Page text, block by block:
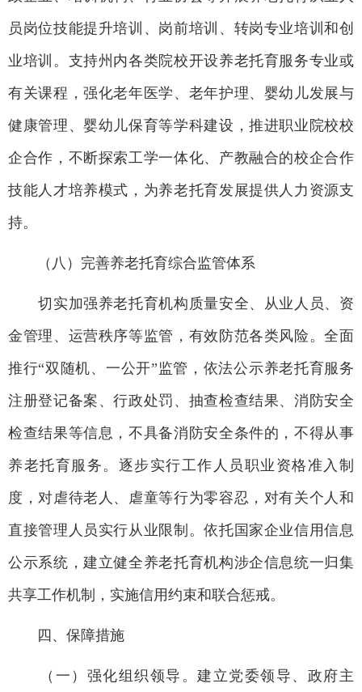
员岗位技能提升培训、岗前培训、转岗专业培训和创
业培训。支持州内各类院校开设养老托育服务专业或
有关课程，强化老年医学、老年护理、婴幼儿发展与
健康管理、婴幼儿保育等学科建设，推进职业院校校
企合作，不断探索工学一体化、产教融合的校企合作
技能人才培养模式，为养老托育发展提供人力资源支
持。
（八）完善养老托育综合监管体系
切实加强养老托育机构质量安全、从业人员、资
金管理、运营秩序等监管，有效防范各类风险。全面
推行“双随机、一公开”监管，依法公示养老托育服务
注册登记备案、行政处罚、抽查检查结果、消防安全
检查结果等信息，不具备消防安全条件的，不得从事
养老托育服务。逐步实行工作人员职业资格准入制
度，对虐待老人、虐童等行为零容忍，对有关个人和
直接管理人员实行从业限制。依托国家企业信用信息
公示系统，建立健全养老托育机构涉企信息统一归集
共享工作机制，实施信用约束和联合惩戒。
四、保障措施
（一）强化组织领导。建立党委领导、政府主